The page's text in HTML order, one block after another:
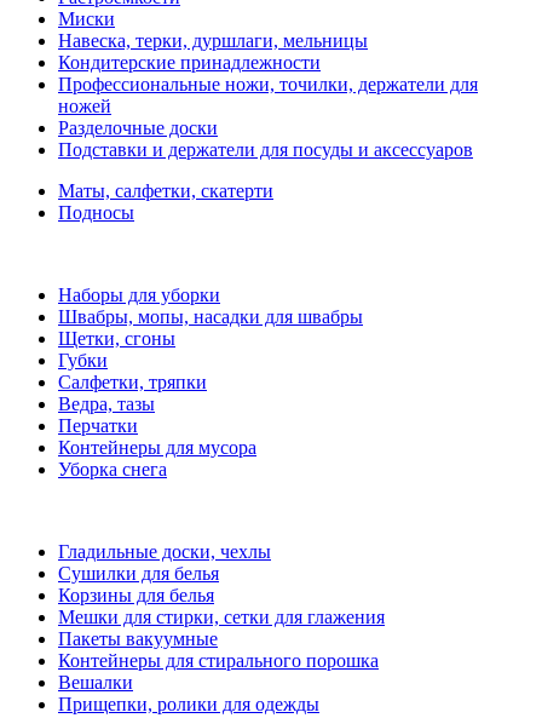
Миски
Навеска, терки, дуршлаги, мельницы
Кондитерские принадлежности
Профессиональные ножи, точилки, держатели для
ножей
Разделочные доски
Подставки и держатели для посуды и аксессуаров
Маты, салфетки, скатерти
Подносы
Наборы для уборки
Швабры, мопы, насадки для швабры
Щетки, сгоны
Губки
Салфетки, тряпки
Ведра, тазы
Перчатки
Контейнеры для мусора
Уборка снега
Гладильные доски, чехлы
Сушилки для белья
Корзины для белья
Мешки для стирки, сетки для глажения
Пакеты вакуумные
Контейнеры для стирального порошка
Вешалки
Прищепки, ролики для одежды